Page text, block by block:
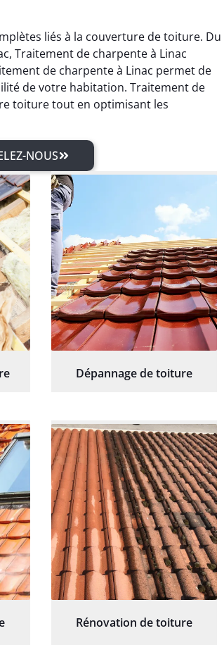
liés à la couverture de toiture. Du
Traitement de charpente à Linac
de charpente à Linac permet de
de votre habitation. Traitement de
toiture tout en optimisant les
NOUS
Dépannage de toiture
Rénovation de toiture
21 juin 2025
Intervention rapide pour une
réparation de fuite de
toiture. Problème réglé
immédiatement. Très bon
travail.